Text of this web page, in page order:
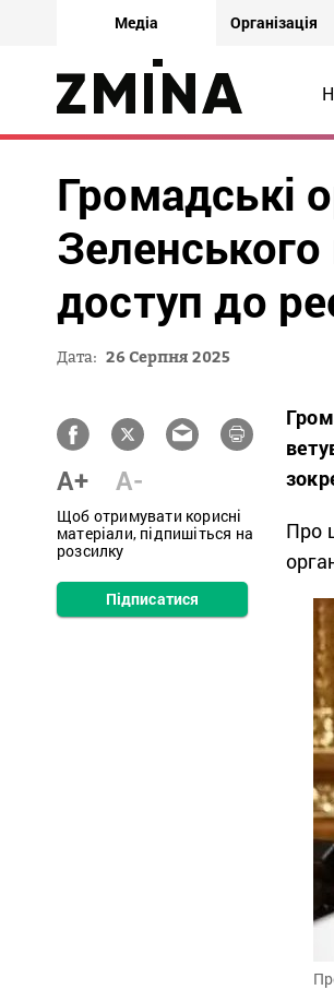
Медіа Організація
Громадські
доступ до
Дата: 26 Серпня 2025
A+ A-
Щоб отримувати корисні
матеріали, підпишіться на
розсилку
Підписатися
Про